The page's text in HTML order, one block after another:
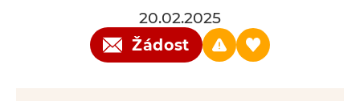
20.02.2025
Žádost